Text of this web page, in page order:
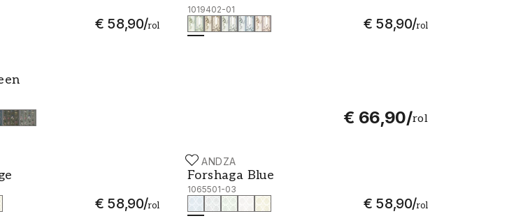
€ 58,90/rol
1019402-01
€ 58,90/rol
€ 66,90/rol
- 1086701-03
€ 58,90/rol
1065501-02 SCANDZA
Forshaga Blue
1065501-03
€ 58,90/rol
Forshaga Blue - 1065501-03